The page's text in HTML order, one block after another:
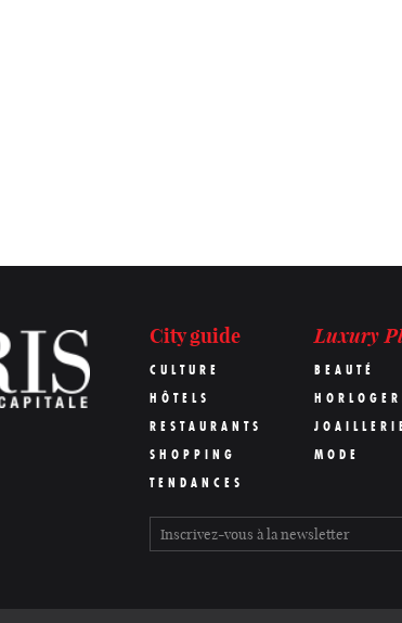
City guide
CULTURE
HÔTELS
RESTAURANTS
SHOPPING
TENDANCES
Luxury
BEAUTÉ
MODE